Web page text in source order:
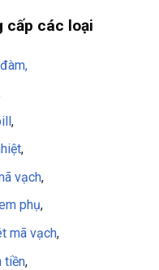
cấp các loại
,
,
vạch,
phụ,
mã vạch,
tiền,